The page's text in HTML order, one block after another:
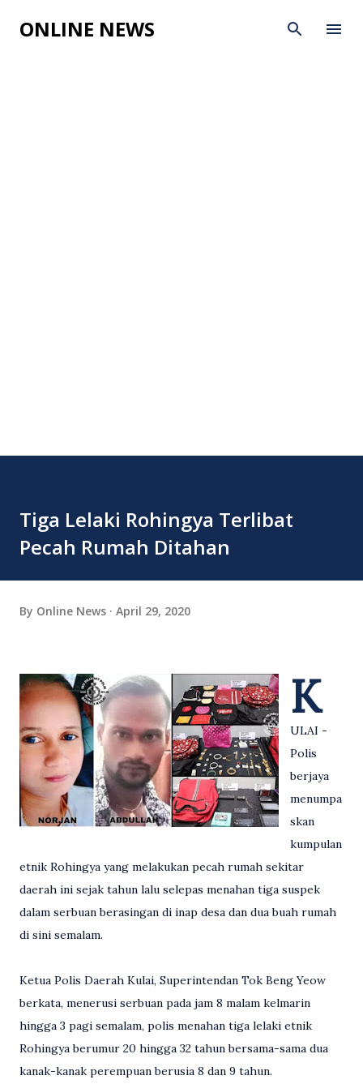
Skip to main content
ONLINE NEWS
Tiga Lelaki Rohingya Terlibat
Pecah Rumah Ditahan
By Online News April 29, 2020
K
ULAI -
Polis
berjaya
menumpa
skan
kumpulan
etnik Rohingya yang melakukan pecah rumah sekitar
daerah ini sejak tahun lalu selepas menahan tiga suspek
dalam serbuan berasingan di inap desa dan dua buah rumah
di sini semalam.
Ketua Polis Daerah Kulai, Superintendan Tok Beng Yeow
berkata, menerusi serbuan pada jam 8 malam kelmarin
hingga 3 pagi semalam, polis menahan tiga lelaki etnik
Rohingya berumur 20 hingga 32 tahun bersama-sama dua
kanak-kanak perempuan berusia 8 dan 9 tahun.